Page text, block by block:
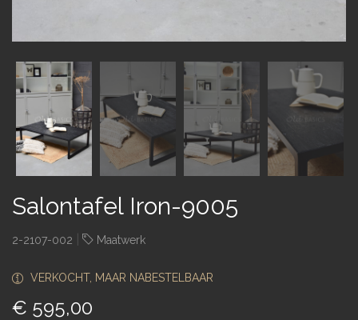
Salontafel Iron-9005
2-2107-002 Maatwerk
VERKOCHT, MAAR NABESTELBAAR
€ 595,00